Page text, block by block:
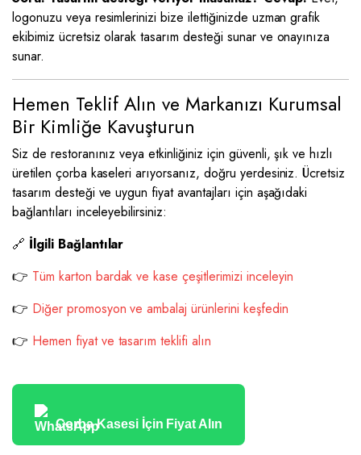
logonuzu veya resimlerinizi bize ilettiğinizde uzman grafik
ekibimiz ücretsiz olarak tasarım desteği sunar ve onayınıza
sunar.
Hemen Teklif Alın ve Markanızı Kurumsal
Bir Kimliğe Kavuşturun
Siz de restoranınız veya etkinliğiniz için güvenli, şık ve hızlı
üretilen çorba kaseleri arıyorsanız, doğru yerdesiniz. Ücretsiz
tasarım desteği ve uygun fiyat avantajları için aşağıdaki
bağlantıları inceleyebilirsiniz:
🔗 İlgili Bağlantılar
👉 Tüm karton bardak ve kase çeşitlerimizi inceleyin
👉 Diğer promosyon ve ambalaj ürünlerini keşfedin
👉 Hemen fiyat ve tasarım teklifi alın
Çorba Kasesi İçin Fiyat Alın